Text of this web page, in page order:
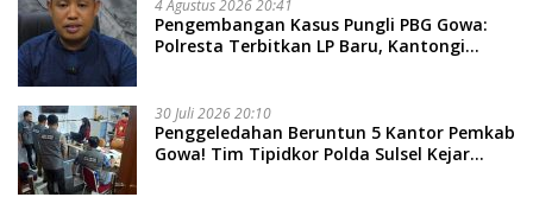
4 Agustus 2026 20:41
Pengembangan Kasus Pungli PBG Gowa:
Polresta Terbitkan LP Baru, Kantongi
30 Juli 2026 20:10
Penggeledahan Beruntun 5 Kantor Pemkab
Gowa! Tim Tipidkor Polda Sulsel Kejar